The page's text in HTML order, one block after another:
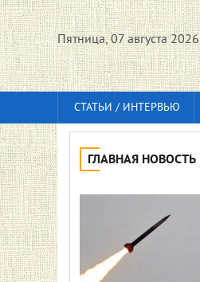
Пятница, 07 августа 2026
СТАТЬИ / ИНТЕРВЬЮ
ГЛАВНАЯ НОВОСТЬ